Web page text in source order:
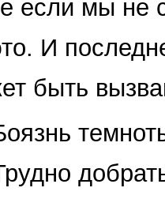
если мы не
И
быть